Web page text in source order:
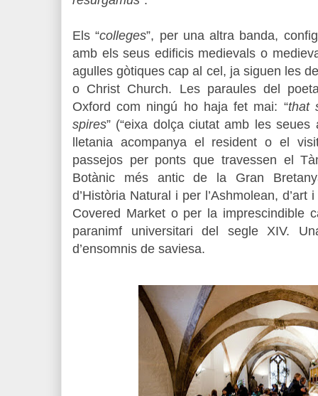
Els“colleges”, per una altra banda,
amb els seus edificis medievals o
agulles gòtiques cap al cel, ja siguen les
o Christ Church. Les paraules del
Oxford com ningú ho haja fet mai: “that
spires” (“eixa dolça ciutat amb les seues
lletania acompanya el resident o el
passejos per ponts que travessen el
Botànic més antic de la Gran
d’Història Natural i per l’Ashmolean,
Covered Market o per la imprescindible
paranimf universitari del segle XIV.
d’ensomnis de saviesa.